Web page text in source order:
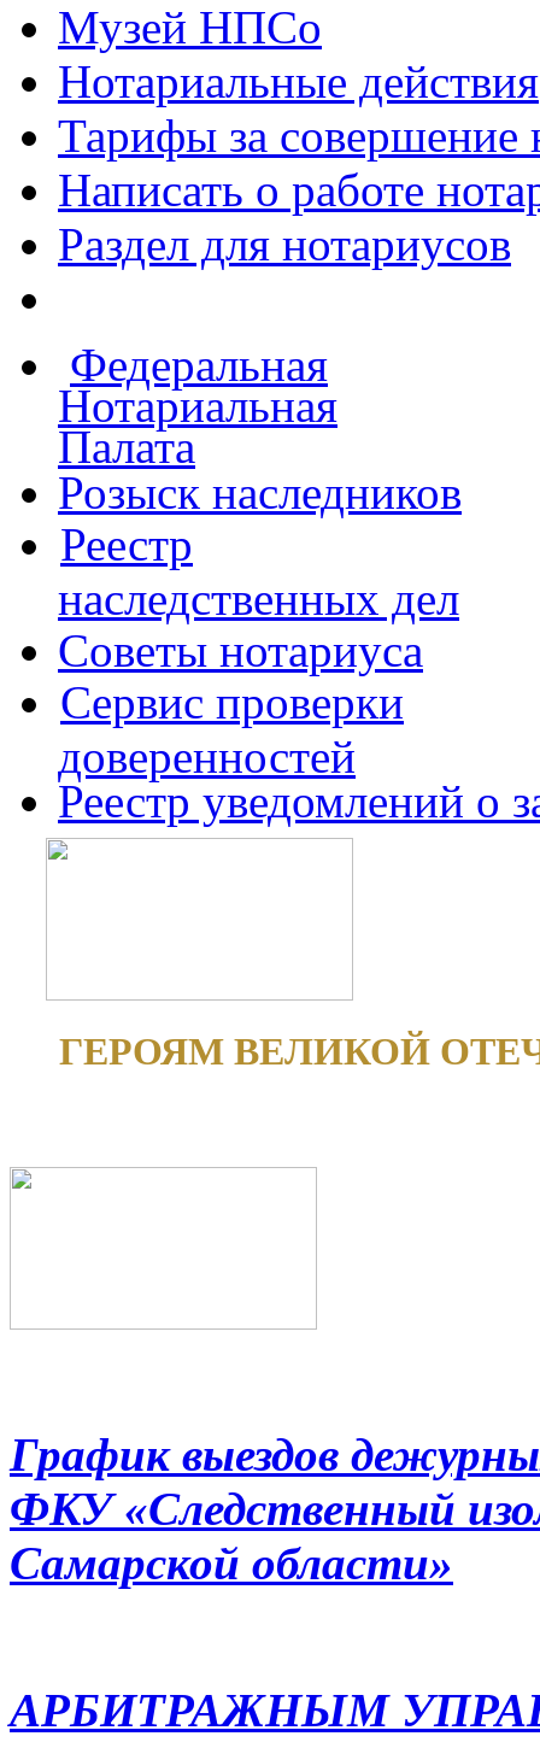
Музей НПСо
Нотариальные действия
Тарифы за совершение
Написать о работе
Раздел для нотариусов
Федеральная
Нотариальная
Палата
Розыск наследников
Реестр
наследственных дел
Советы нотариуса
Сервис проверки
доверенностей
Реестр уведомлений о
ГЕРОЯМ ВЕЛИКОЙ
График выездов
ФКУ «Следственный
Самарской области»
АРБИТРАЖНЫМ